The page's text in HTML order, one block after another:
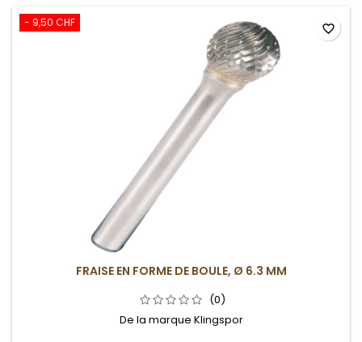
- 9,50 CHF
FRAISE EN FORME DE BOULE, Ø 6.3 MM
(0)
De la marque Klingspor
favorite_border